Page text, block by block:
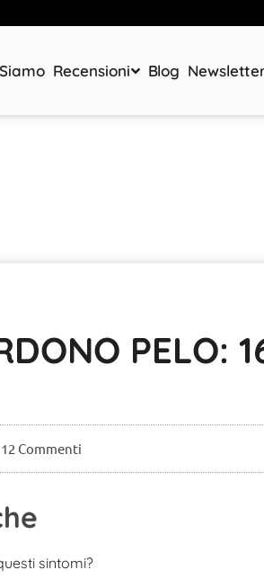
Recensioni Blog
PELO:
12 Commenti
sintomi?